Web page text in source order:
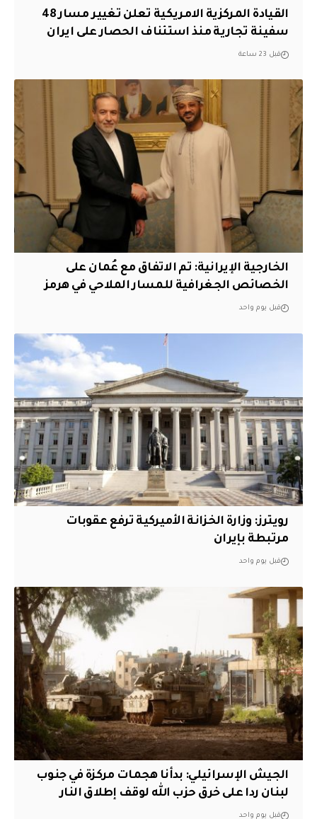
القيادة المركزية الامريكية تعلن تغيير مسار 48
سفينة تجارية منذ استئناف الحصار على ايران
قبل 23 ساعة
‏الخارجية الإيرانية: تم الاتفاق مع عُمان على
الخصائص الجغرافية للمسار الملاحي في هرمز
قبل يوم واحد
‏رويترز: وزارة الخزانة الأميركية ترفع عقوبات
مرتبطة بإيران
قبل يوم واحد
الجيش الإسرائيلي: بدأنا هجمات مركزة في جنوب
لبنان ردا على خرق حزب الله لوقف إطلاق النار
قبل يوم واحد